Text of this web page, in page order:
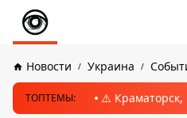
Новости Украина
ТОПТЕМЫ: ⚠️ Краматорск,